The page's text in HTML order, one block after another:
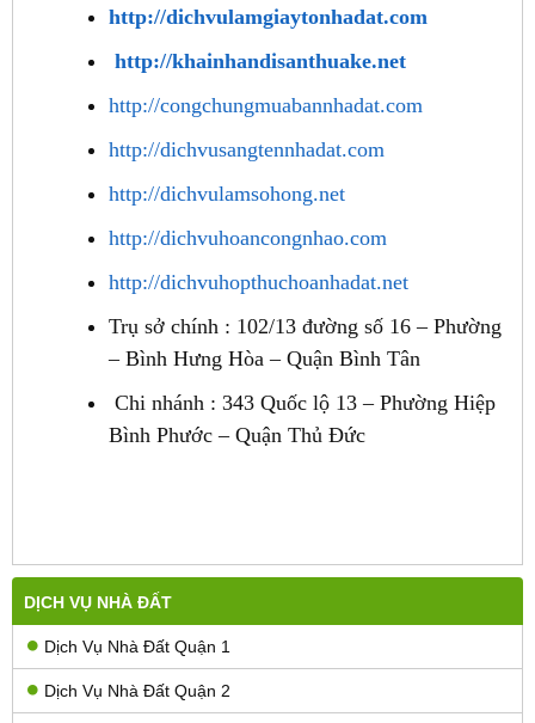
DỊCH VỤ NHÀ ĐẤT
Dịch Vụ Nhà Đất Quận 1
Dịch Vụ Nhà Đất Quận 2
http://dichvulamgiaytonhadat.com
http://khainhandisanthuake.net
http://congchungmuabannhadat.com
http://dichvusangtennhadat.com
http://dichvulamsohong.net
http://dichvuhoancongnhao.com
http://dichvuhopthuchoanhadat.net
Trụ sở chính : 102/13 đường số 16 – Phường
– Bình Hưng Hòa – Quận Bình Tân
Chi nhánh : 343 Quốc lộ 13 – Phường Hiệp
Bình Phước – Quận Thủ Đức